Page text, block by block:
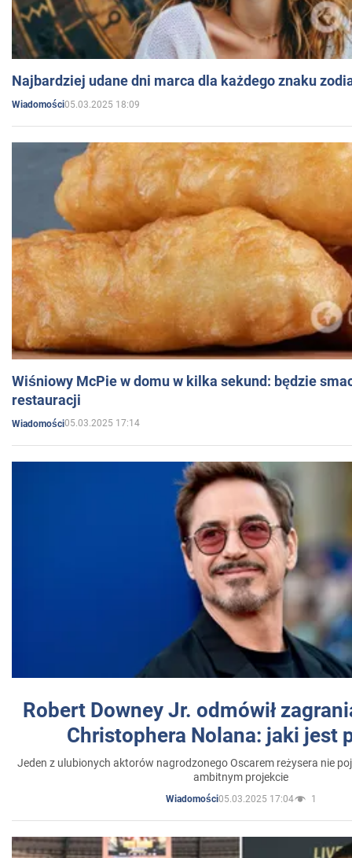
Najbardziej udane dni marca dla każdego znaku
Wiadomości05.03.2025 18:09
Wiśniowy McPie w domu w kilka sekund: będzie
restauracji
Wiadomości05.03.2025 17:14
Robert Downey Jr. odmówił
Christophera Nolana: jaki jest
Jeden z ulubionych aktorów nagrodzonego Oscarem reżysera nie
ambitnym projekcie
Wiadomości05.03.2025 17:04 1